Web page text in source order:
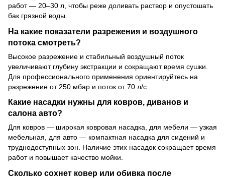
работ — 20–30 л, чтобы реже доливать раствор и опустошать
бак грязной воды.
На какие показатели разрежения и воздушного
потока смотреть?
Высокое разрежение и стабильный воздушный поток
увеличивают глубину экстракции и сокращают время сушки.
Для профессионального применения ориентируйтесь на
разрежение от 250 мбар и поток от 70 л/с.
Какие насадки нужны для ковров, диванов и
салона авто?
Для ковров — широкая ковровая насадка, для мебели — узкая
мебельная, для авто — компактная насадка для сидений и
труднодоступных зон. Наличие этих насадок сокращает время
работ и повышает качество мойки.
Сколько сохнет ковер или обивка после